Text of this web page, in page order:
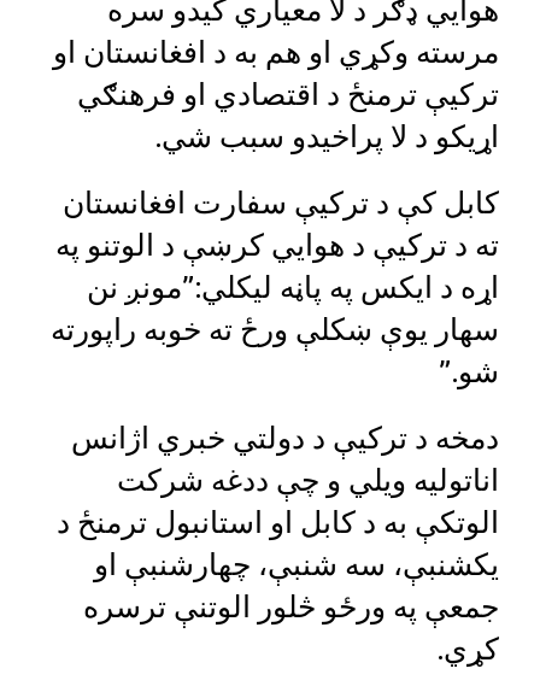
هوايي ډګر د لا معیاري کیدو سره
مرسته وکړي او هم به د افغانستان او
ترکیې ترمنځ د اقتصادي او فرهنګي
اړیکو د لا پراخیدو سبب شي.
کابل کې د ترکیې سفارت افغانستان
ته د ترکیې د هوايي کرښې د الوتنو په
اړه د ایکس په پاڼه لیکلي:”مونږ نن
سهار یوې ښکلې ورځ ته خوبه راپورته
شو.”
دمخه د ترکیې د دولتي خبري اژانس
اناتولیه ویلي و چې ددغه شرکت
الوتکې به د کابل او استانبول ترمنځ د
یکشنبې، سه شنبې، چهارشنبې او
جمعې په ورځو څلور الوتنې ترسره
کړي.